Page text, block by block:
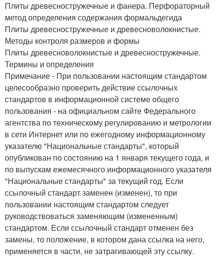
Плиты древесностружечные и фанера. Перфораторный
метод определения содержания формальдегида
Плиты древесностружечные и древесноволокнистые.
Методы контроля размеров и формы
Плиты древесноволокнистые и древесностружечные.
Термины и определения
Примечание - При пользовании настоящим стандартом
целесообразно проверить действие ссылочных
стандартов в информационной системе общего
пользования - на официальном сайте Федерального
агентства по техническому регулированию и метрологии
в сети Интернет или по ежегодному информационному
указателю "Национальные стандарты", который
опубликован по состоянию на 1 января текущего года, и
по выпускам ежемесячного информационного указателя
"Национальные стандарты" за текущий год. Если
ссылочный стандарт заменен (изменен), то при
пользовании настоящим стандартом следует
руководствоваться заменяющим (измененным)
стандартом. Если ссылочный стандарт отменен без
замены, то положение, в котором дана ссылка на него,
применяется в части, не затрагивающей эту ссылку.